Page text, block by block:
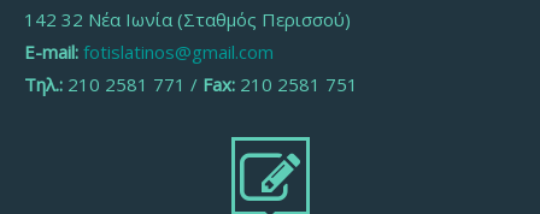
142 32 Νέα Ιωνία (Σταθμός Περισσού)
E-mail: fotislatinos@gmail.com
Τηλ.: 210 2581 771 / Fax: 210 2581 751